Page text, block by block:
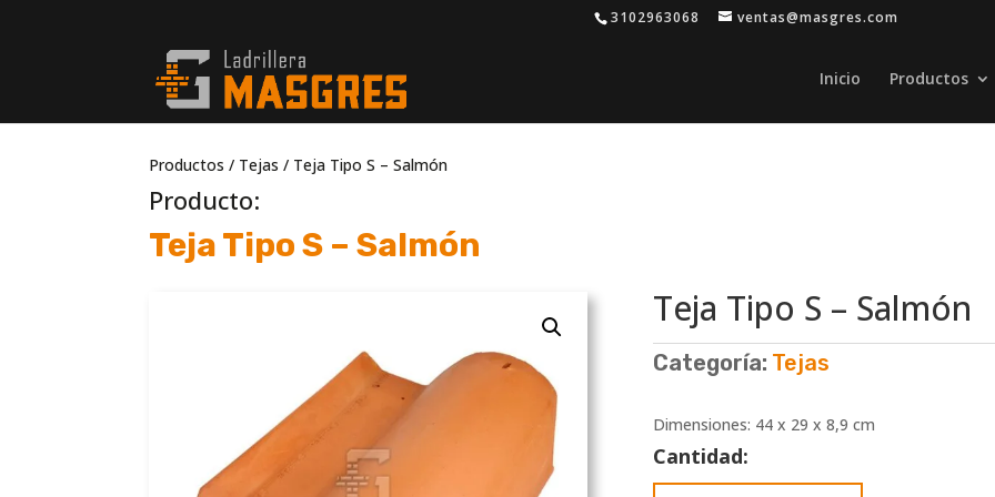
3102963068 ventas@masgres.com
Inicio Productos
Productos / Tejas / Teja Tipo S – Salmón
Producto:
Teja Tipo S – Salmón
Teja Tipo S – Salmón
Categoría: Tejas
Dimensiones: 44 x 29 x 8,9 cm
Cantidad: